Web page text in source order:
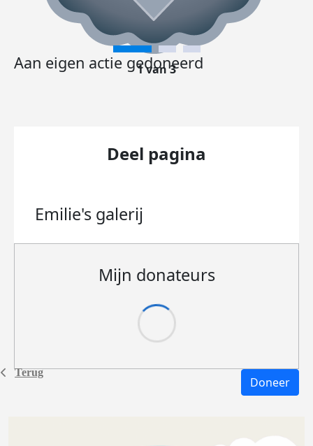
Terug
Aan eigen actie gedoneerd
1 van 3
Deel pagina
Emilie's galerij
Mijn donateurs
Doneer